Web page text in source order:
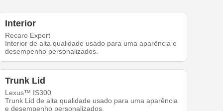
Interior
Recaro Expert
Interior de alta qualidade usado para uma aparência e
desempenho personalizados.
Trunk Lid
Lexus™ IS300
Trunk Lid de alta qualidade usado para uma aparência
e desempenho personalizados.